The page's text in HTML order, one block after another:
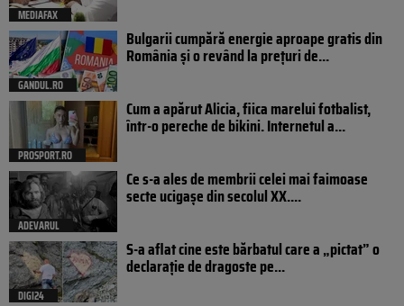
MEDIAFAX
GANDUL.RO
Bulgarii cumpără energie aproape gratis din
România și o revând la prețuri de...
PROSPORT.RO
Cum a apărut Alicia, fiica marelui fotbalist,
într-o pereche de bikini. Internetul a...
ADEVARUL
Ce s-a ales de membrii celei mai faimoase
secte ucigașe din secolul XX....
DIGI24
S-a aflat cine este bărbatul care a „pictat” o
declarație de dragoste pe...